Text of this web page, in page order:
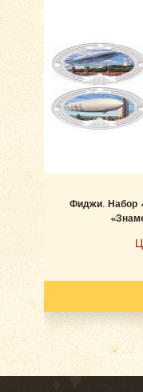
Фиджи. Набор